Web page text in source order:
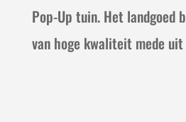
Pop-Up tuin. Het landgoed
van hoge kwaliteit mede